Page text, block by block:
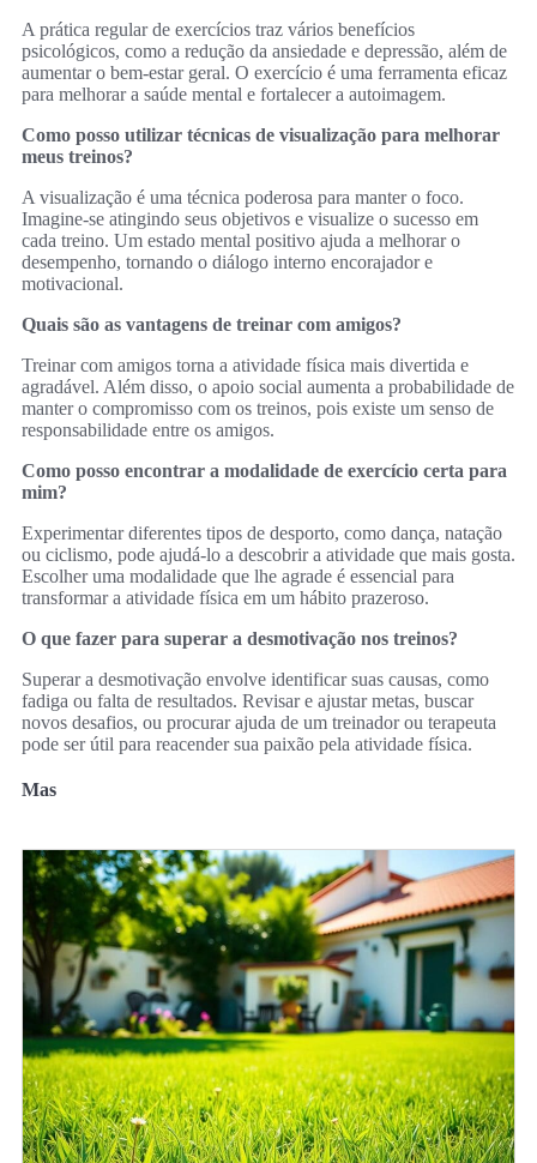
A prática regular de exercícios traz vários benefícios
psicológicos, como a redução da ansiedade e depressão, além de
aumentar o bem-estar geral. O exercício é uma ferramenta eficaz
para melhorar a saúde mental e fortalecer a autoimagem.
Como posso utilizar técnicas de visualização para melhorar
meus treinos?
A visualização é uma técnica poderosa para manter o foco.
Imagine-se atingindo seus objetivos e visualize o sucesso em
cada treino. Um estado mental positivo ajuda a melhorar o
desempenho, tornando o diálogo interno encorajador e
motivacional.
Quais são as vantagens de treinar com amigos?
Treinar com amigos torna a atividade física mais divertida e
agradável. Além disso, o apoio social aumenta a probabilidade de
manter o compromisso com os treinos, pois existe um senso de
responsabilidade entre os amigos.
Como posso encontrar a modalidade de exercício certa para
mim?
Experimentar diferentes tipos de desporto, como dança, natação
ou ciclismo, pode ajudá-lo a descobrir a atividade que mais gosta.
Escolher uma modalidade que lhe agrade é essencial para
transformar a atividade física em um hábito prazeroso.
O que fazer para superar a desmotivação nos treinos?
Superar a desmotivação envolve identificar suas causas, como
fadiga ou falta de resultados. Revisar e ajustar metas, buscar
novos desafios, ou procurar ajuda de um treinador ou terapeuta
pode ser útil para reacender sua paixão pela atividade física.
Mas